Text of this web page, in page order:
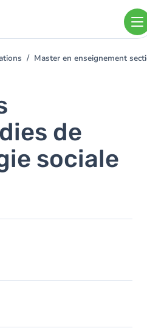
Master en enseignement
de
sociale